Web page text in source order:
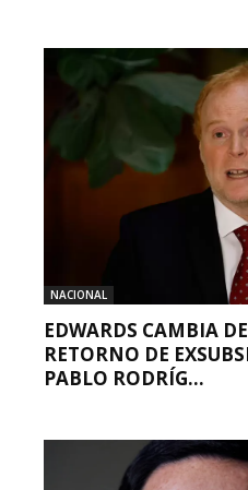
NACIONAL
EDWARDS CAMBIA
RETORNO DE
PABLO RODRÍG...